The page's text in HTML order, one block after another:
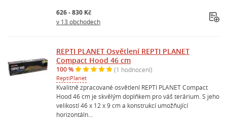
626 - 830 Kč
v 13 obchodech
REPTI PLANET Osvětlení REPTI PLANET
Compact Hood 46 cm
100 % (1 hodnocení)
ReptiPlanet
Kvalitně zpracované osvětlení REPTI PLANET Compact
Hood 46 cm je skvělým doplňkem pro váš terárium. S jeho
velikostí 46 x 12 x 9 cm a konstrukcí umožňující
horizontáln...